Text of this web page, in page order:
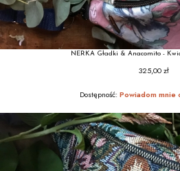
NERKA Gładki & Anacomito -
Cena
325,00 zł
Dostępność: Powiadom mnie